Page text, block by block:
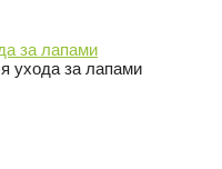
за лапами
ухода за лапами